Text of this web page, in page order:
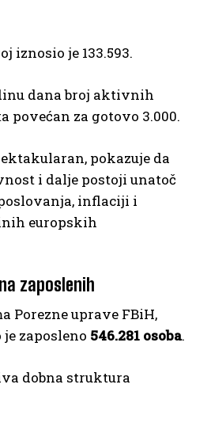
iznosio je 133.593.
dana broj aktivnih
povećan za gotovo 3.000.
pokazuje da
i dalje postoji unatoč
inflaciji i
europskih
zaposlenih
Porezne uprave FBiH,
zaposleno 546.281 osoba.
dobna struktura